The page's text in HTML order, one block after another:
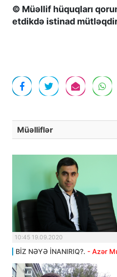
© Müəllif hüquqları
etdikdə istinad
Müəlliflər
10:45 19.09.2020
BİZ NƏYƏ İNANIRIQ?. - Azər